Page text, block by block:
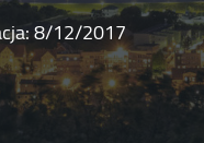
8/12/2017